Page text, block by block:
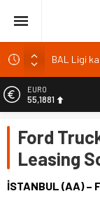
BAL Ligi
TFF 2026
Kıyı
başladı
EURO
55,1881
6.660,55
BİST
13.779,39
Ford
Leasing
İSTANBUL (AA) –